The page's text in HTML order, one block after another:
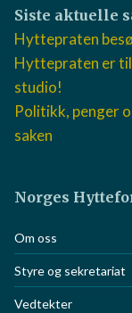
Siste aktuelle
Hyttepraten
Hyttepraten er
studio!
Politikk, penger
saken
Norges
Om oss
Styre og sekretariat
Vedtekter